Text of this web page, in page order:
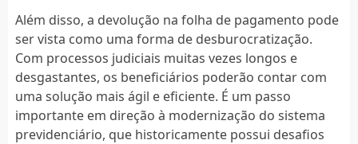
Além disso, a devolução na folha de pagamento pode
ser vista como uma forma de desburocratização.
Com processos judiciais muitas vezes longos e
desgastantes, os beneficiários poderão contar com
uma solução mais ágil e eficiente. É um passo
importante em direção à modernização do sistema
previdenciário, que historicamente possui desafios